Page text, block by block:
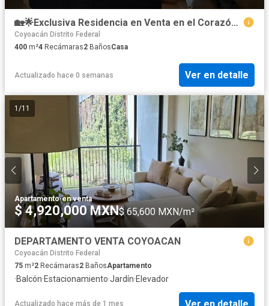
🏡🌟Exclusiva Residencia en Venta en el Corazón de Coyoacán 🌟🏡
Coyoacán Distrito Federal
400 m²4 Recámaras2 BañosCasa
Actualizado hace 0 semanas Ver en detalle
1 /11
Apartamento·en venta
$ 4,920,000 MXN$ 65,600 MXN/m²
DEPARTAMENTO VENTA COYOACAN
Coyoacán Distrito Federal
75 m²2 Recámaras2 BañosApartamento
·Balcón·Estacionamiento·Jardín·Elevador
Actualizado hace más de 1 mes Ver en detalle